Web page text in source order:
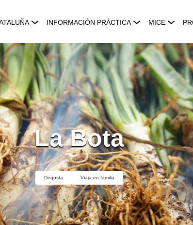
INFORMACIÓN PRÁCTICA MICE
La Bota
Degusta Viaja en familia